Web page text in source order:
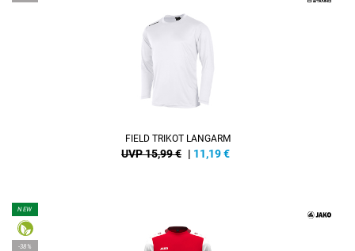
FIELD TRIKOT LANGARM
UVP 15,99 € | 11,19€
NEW
-38%